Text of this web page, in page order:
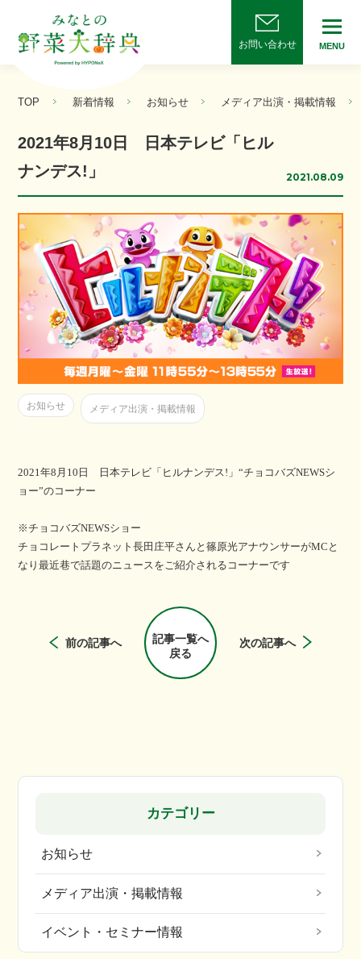
お問い合わせ MENU
TOP 新着情報 お知らせ メディア出演・掲載情報
2021年8月10日 日本テレビ「ヒル
ナンデス!」
2021.08.09
お知らせ メディア出演・掲載情報
2021年8月10日 日本テレビ「ヒルナンデス!」“チョコバズNEWSシ
ョー”のコーナー
※チョコバズNEWSショー
チョコレートプラネット長田庄平さんと篠原光アナウンサーがMCと
なり最近巷で話題のニュースをご紹介されるコーナーです
前の記事へ
記事一覧へ
戻る
次の記事へ
カテゴリー
お知らせ
メディア出演・掲載情報
イベント・セミナー情報